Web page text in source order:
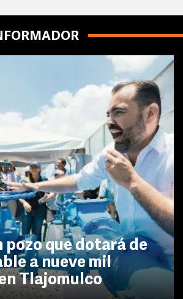
pozo que dotará de
a nueve mil
Tlajomulco